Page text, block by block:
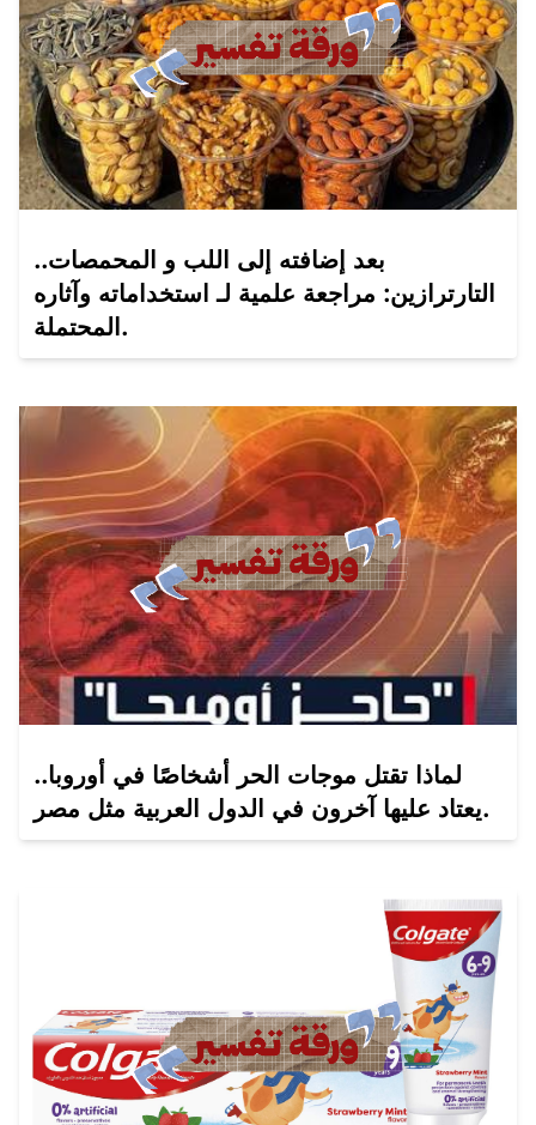
بعد إضافته إلى اللب و المحمصات..
التارترازين: مراجعة علمية لـ استخداماته وآثاره
المحتملة.
لماذا تقتل موجات الحر أشخاصًا في أوروبا..
يعتاد عليها آخرون في الدول العربية مثل مصر.